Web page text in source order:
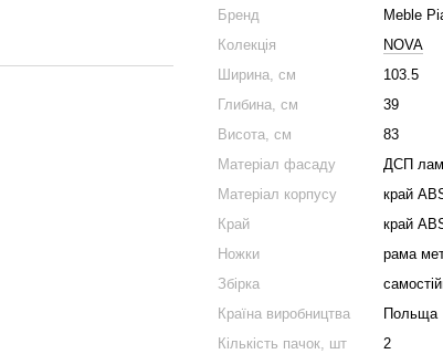
Бренд
Meble
Колекція
NOVA
Ширина, см
103.5
Глибина, см
39
Висота, см
83
Матеріал фасаду
ДСП
Матеріал корпусу
край
Край
край
Ножки
рама
Збірка
Країна виробництва
Польща
Кількість пачок, шт
2